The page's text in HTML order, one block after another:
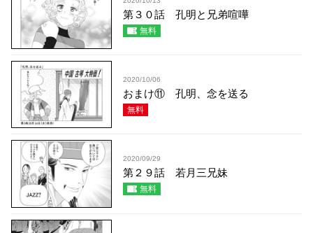
第３０話 孔明と兄弟喧嘩
無料
2020/10/06
おまけ⑪ 孔明、念を送る
無料
2020/09/29
第２９話 若月三兄妹
無料